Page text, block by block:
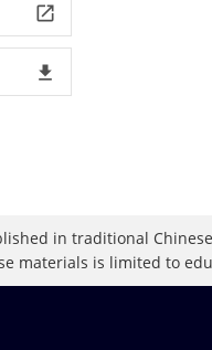
launch
file_download
in traditional
materials is limited to